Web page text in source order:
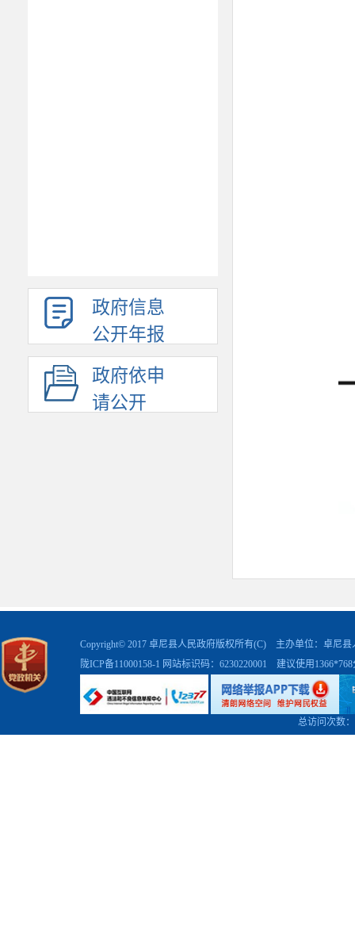
政府信息
公开年报
政府依申
请公开
Copyright© 2017 卓尼县人民政府版权所有(C) 主办单位：卓尼
陇ICP备11000158-1 网站标识码：6230220001 建议使用
总访问次数：